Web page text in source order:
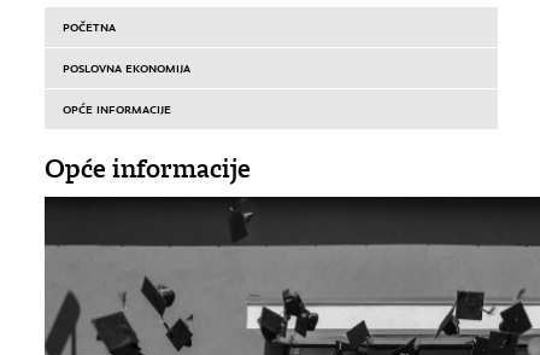
POČETNA
POSLOVNA EKONOMIJA
OPĆE INFORMACIJE
Opće informacije